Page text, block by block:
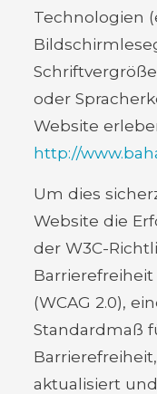
Technologien
oder
Website
http://
Um dies
Website die
der W3C-
(WCAG 2.0),
Standardmaß
aktualisiert